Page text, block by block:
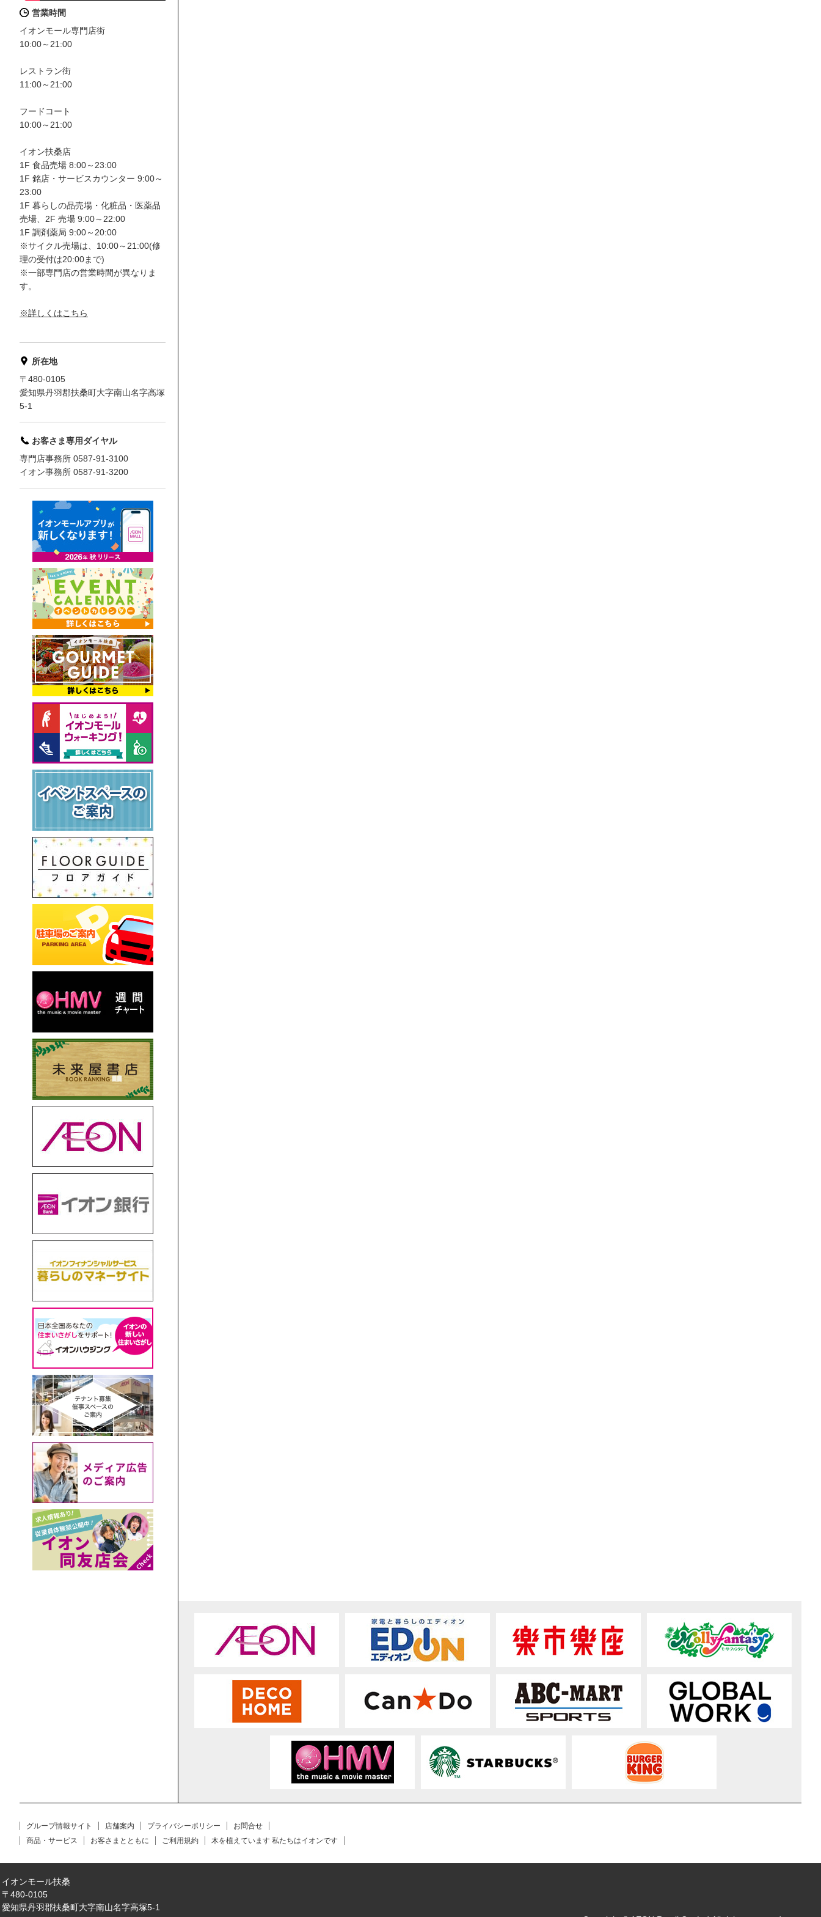
営業時間
イオンモール専門店街
10:00～21:00
レストラン街
11:00～21:00
フードコート
10:00～21:00
イオン扶桑店
1F 食品売場 8:00～23:00
1F 銘店・サービスカウンター 9:00～
23:00
1F 暮らしの品売場・化粧品・医薬品
売場、2F 売場 9:00～22:00
1F 調剤薬局 9:00～20:00
※サイクル売場は、10:00～21:00(修
理の受付は20:00まで)
※一部専門店の営業時間が異なりま
す。
※詳しくはこちら
所在地
〒480-0105
愛知県丹羽郡扶桑町大字南山名字高塚
5-1
お客さま専用ダイヤル
専門店事務所 0587-91-3100
イオン事務所 0587-91-3200
グループ情報サイト 店舗案内 プライバシーポリシー
お問合せ
商品・サービス
お客さまとともに ご利用規約 木を植えています 私たちはイオンです
イオンモール扶桑
〒480-0105
愛知県丹羽郡扶桑町大字南山名字高塚5-1